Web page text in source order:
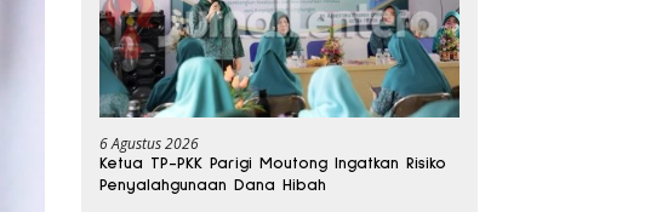
6 Agustus 2026
Ketua TP-PKK Parigi Moutong Ingatkan Risiko
Penyalahgunaan Dana Hibah